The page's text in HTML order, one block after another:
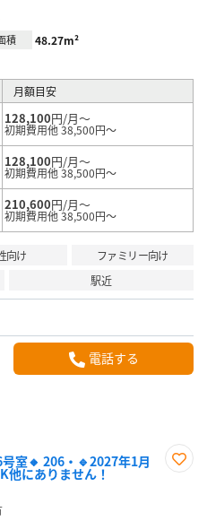
積 48.27m²
月額目安
128,100円/月～
初期費用他 38,500円～
128,100円/月～
初期費用他 38,500円～
210,600円/月～
初期費用他 38,500円～
向け
ファミリー向け
駅近
電話する
室🔸 206・🔹2027年1月
他にありません！